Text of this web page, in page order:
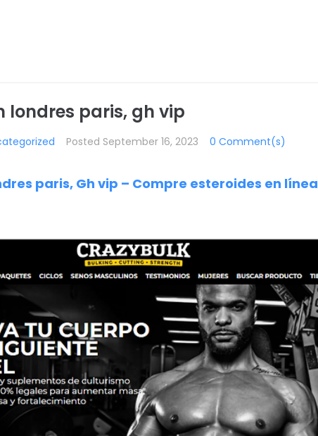
londres paris, gh vip
Posted September 16, 2023 0 Comment(s)
paris, Gh vip – Compre esteroides en línea